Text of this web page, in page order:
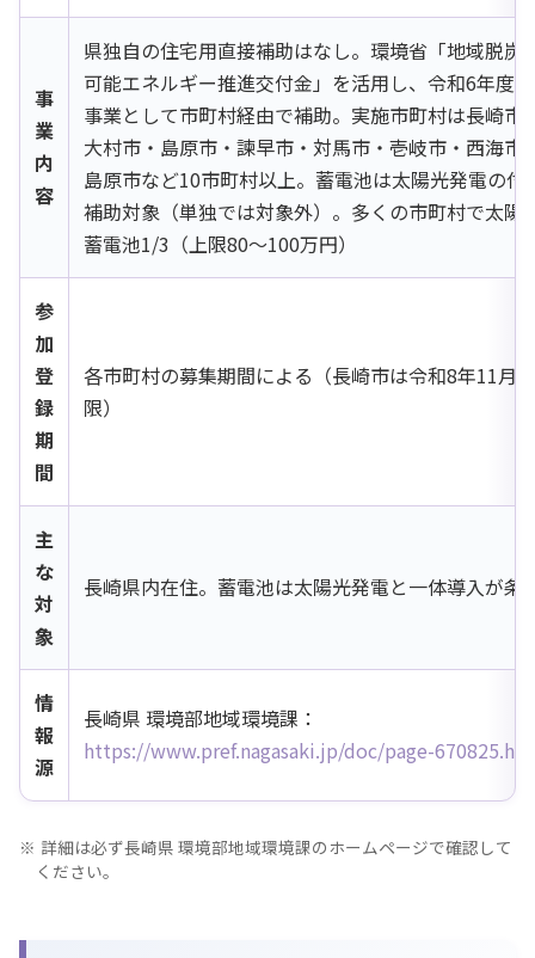
事
業
内
容
県独自の住宅用直接補助はなし。環境省「地域脱炭
可能エネルギー推進交付金」を活用し、令和6年度
事業として市町村経由で補助。実施市町村は長崎市
大村市・島原市・諫早市・対馬市・壱岐市・西海市
島原市など10市町村以上。蓄電池は太陽光発電の付
補助対象（単独では対象外）。多くの市町村で太陽
蓄電池1/3（上限80〜100万円）
参
加
登
録
期
間
各市町村の募集期間による（長崎市は令和8年11月
限）
主
な
対
象
長崎県内在住。蓄電池は太陽光発電と一体導入が条
情
報
源
長崎県 環境部地域環境課：
https://www.pref.nagasaki.jp/doc/page-
詳細は必ず長崎県 環境部地域環境課のホームページで確認して
ください。